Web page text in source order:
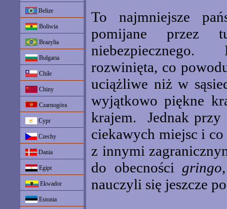
Belize
Boliwia
Brazylia
Bułgaria
Chile
Chiny
Czarnogóra
Cypr
Czechy
Dania
Egipt
Ekwador
Estonia
To najmniejsze
pomijane przez
niebezpiecznego.
rozwinięta, co
uciążliwe niż w
wyjątkowo piękne
krajem. Jednak przy
ciekawych miejsc i
z innymi
do obecności gringo
nauczyli się jeszcze